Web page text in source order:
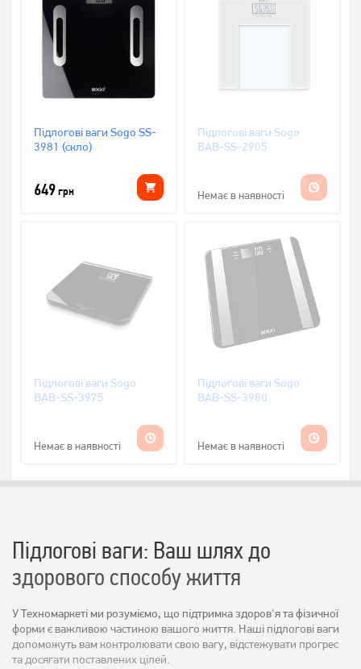
Підлогові ваги Sogo SS-
3981 (скло)
649грн
Підлогові ваги Sogo
BAB-SS-2905
Немає в наявності
Підлогові ваги Sogo
BAB-SS-3975
Немає в наявності
Підлогові ваги Sogo
BAB-SS-3980
Немає в наявності
Підлогові ваги: Ваш шлях до
здорового способу життя
У Техномаркеті ми розуміємо, що підтримка здоров'я та фізичної
форми є важливою частиною вашого життя. Наші підлогові ваги
допоможуть вам контролювати свою вагу, відстежувати прогрес
та досягати поставлених цілей.